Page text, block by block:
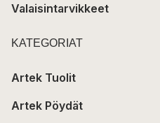
Valaisintarvikkeet
KATEGORIAT
Artek Tuolit
Artek Pöydät